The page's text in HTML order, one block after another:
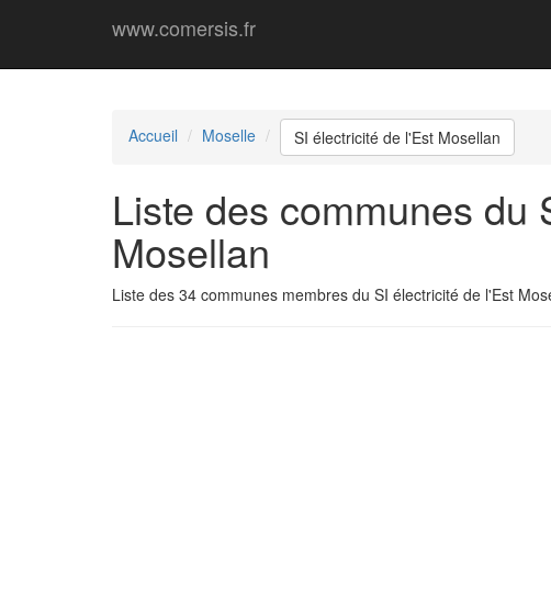
www.comersis.fr
Accueil Moselle SI électricité de l'Est Mosellan
Liste des communes du
Mosellan
Liste des 34 communes membres du SI électricité de l'Est